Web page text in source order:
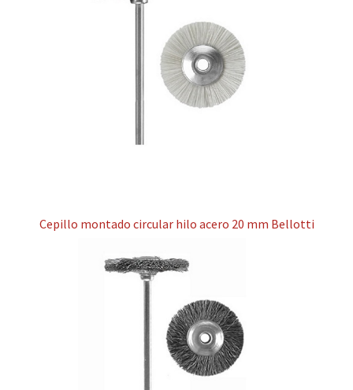
Cepillo montado circular hilo acero 20 mm Bellotti